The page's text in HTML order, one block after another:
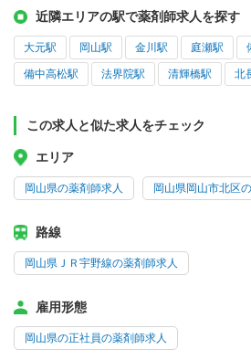
近隣エリアの駅で薬剤師求人を探す
大元駅 岡山駅 金川駅 庭瀬駅
備中高松駅 法界院駅 清輝橋駅 北
この求人と似た求人をチェック
エリア
岡山県の薬剤師求人 岡山県岡山市北区
路線
岡山県ＪＲ宇野線の薬剤師求人
雇用形態
岡山県の正社員の薬剤師求人